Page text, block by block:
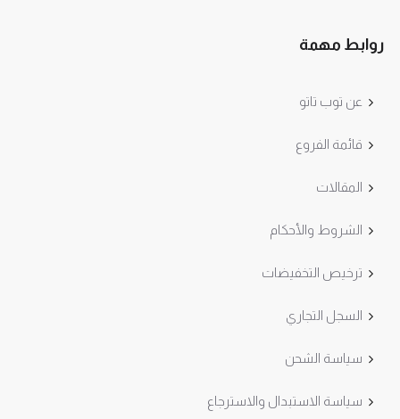
روابط مهمة
عن توب تاتو
قائمة الفروع
المقالات
الشروط والأحكام
ترخيص التخفيضات
السجل التجاري
سياسة الشحن
سياسة الاستبدال والاسترجاع